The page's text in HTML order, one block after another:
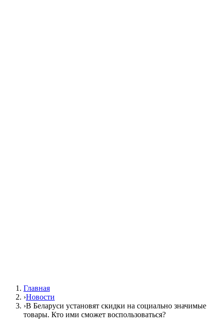
Главная
›Новости
›В Беларуси установят скидки на социально значимые
товары. Кто ими сможет воспользоваться?